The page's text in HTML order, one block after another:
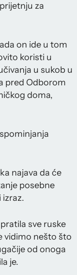
za
on ide u tom
koristi u
u sukob u
pred Odborom
doma,
najava da će
posebne
sve ruske
vidimo nešto što
od onoga
je.